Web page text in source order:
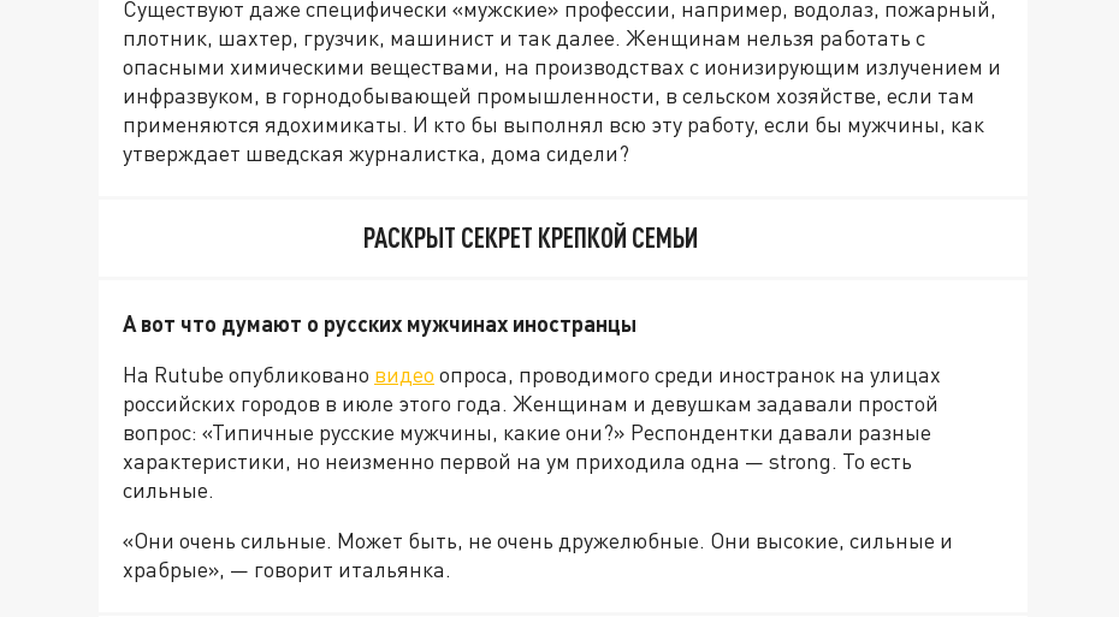
Существуют даже специфически «мужские» профессии, например, водолаз, пожарный,
плотник, шахтер, грузчик, машинист и так далее. Женщинам нельзя работать с
опасными химическими веществами, на производствах с ионизирующим излучением и
инфразвуком, в горнодобывающей промышленности, в сельском хозяйстве, если там
применяются ядохимикаты. И кто бы выполнял всю эту работу, если бы мужчины, как
утверждает шведская журналистка, дома сидели?
РАСКРЫТ СЕКРЕТ КРЕПКОЙ СЕМЬИ
А вот что думают о русских мужчинах иностранцы
На Rutube опубликовано видео опроса, проводимого среди иностранок на улицах
российских городов в июле этого года. Женщинам и девушкам задавали простой
вопрос: «Типичные русские мужчины, какие они?» Респондентки давали разные
характеристики, но неизменно первой на ум приходила одна — strong. То есть
сильные.
«Они очень сильные. Может быть, не очень дружелюбные. Они высокие, сильные и
храбрые», — говорит итальянка.